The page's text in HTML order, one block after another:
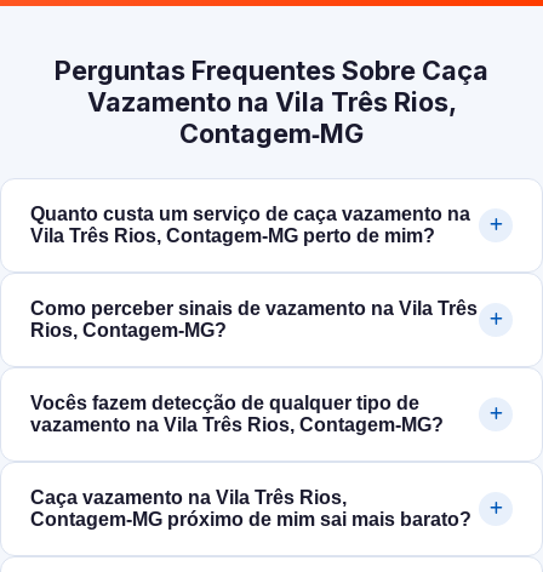
Perguntas Frequentes Sobre Caça
Vazamento na Vila Três Rios,
Contagem‑MG
Quanto custa um serviço de caça vazamento na
Vila Três Rios, Contagem‑MG perto de mim?
Como perceber sinais de vazamento na Vila Três
Rios, Contagem‑MG?
Vocês fazem detecção de qualquer tipo de
vazamento na Vila Três Rios, Contagem‑MG?
Caça vazamento na Vila Três Rios,
Contagem‑MG próximo de mim sai mais barato?